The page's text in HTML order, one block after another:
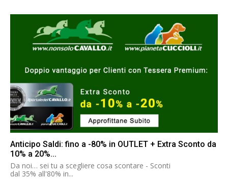
Anticipo Saldi: fino a -80% in OUTLET + Extra Sconto da
10% a 20%...
Da noi… sei tu a scegliere cosa scontare - Sconti
dal 35% all'80% in...